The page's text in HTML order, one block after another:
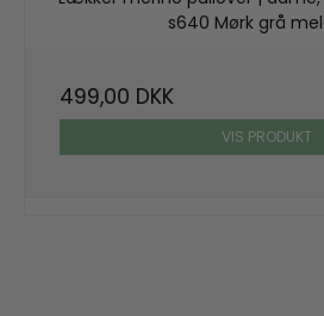
s640 Mørk grå
499,00 DKK
VIS PRODUKT